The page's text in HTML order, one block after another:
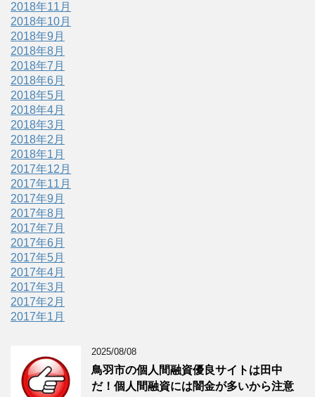
2018年11月
2018年10月
2018年9月
2018年8月
2018年7月
2018年6月
2018年5月
2018年4月
2018年3月
2018年2月
2018年1月
2017年12月
2017年11月
2017年9月
2017年8月
2017年7月
2017年6月
2017年5月
2017年4月
2017年3月
2017年2月
2017年1月
2025/08/08
鳥羽市の個人間融資優良サイトは田中
だ！個人間融資には闇金が多いから注意